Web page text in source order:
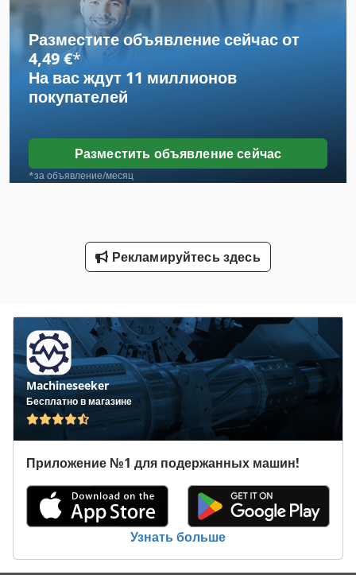
Автомобиль
Автомобиль-Транспорт-Окно
Вид Автомобиля
Завод По Переработке Шин
Конструкция Автомобилей
Машина Для Резки
Машина Для Резки Крыши
Машина Для Резки Совет
Рабочая Транспортного Средства
Резьба По Дереву Машина
Сам За Рулем Шприц
Транспортное Средство
Транспортной Группы
Транспортные Средства
Транспортные Ящики
Разместите объявление сейчас от
4,49 €*
На вас ждут 11 миллионов
покупателей
Разместить объявление сейчас
*за объявление/месяц
Рекламируйтесь здесь
Machineseeker
Бесплатно в магазине
Приложение №1 для подержанных машин!
Узнать больше